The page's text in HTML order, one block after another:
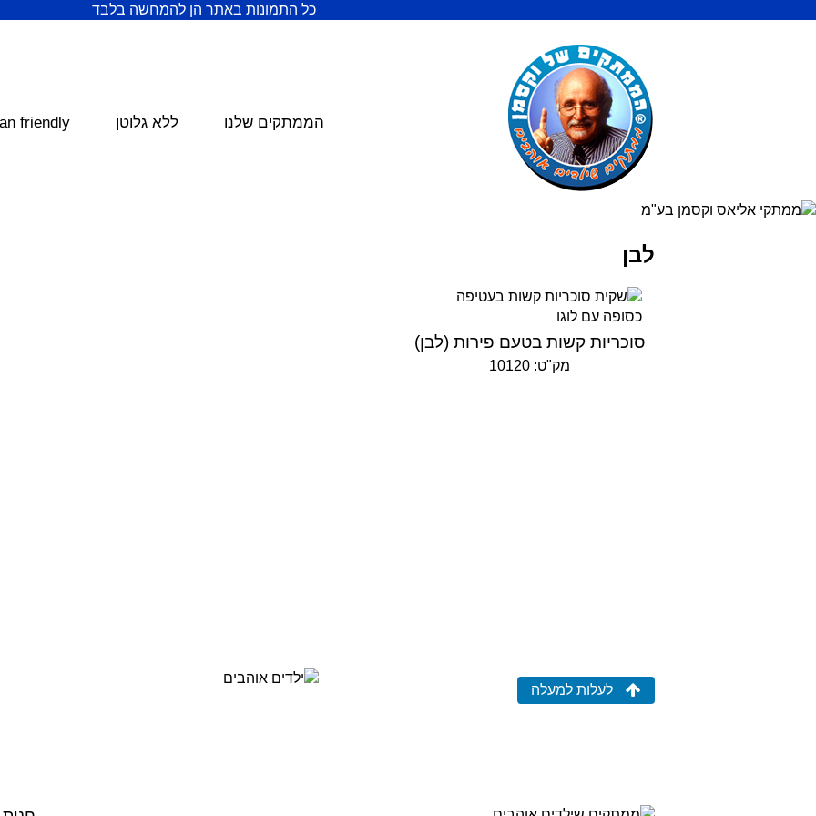
כל התמונות באתר הן להמחשה בלבד
הממתקים שלנו ללא גלוטן friendly
לבן
סוכריות קשות בטעם פירות (לבן)
מק"ט: 10120
לעלות למעלה